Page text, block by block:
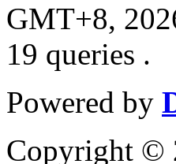
GMT+8,
19 queries .
Powered by
Copyright ©